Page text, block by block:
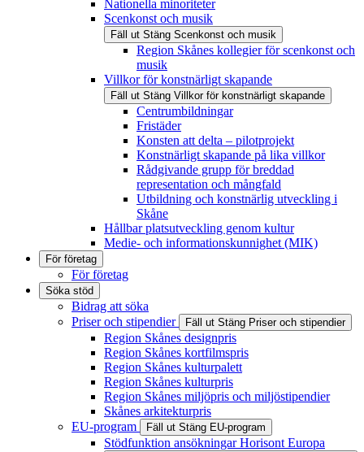
Nationella minoriteter
Scenkonst och musik
Fäll ut Stäng Scenkonst och musik
Region Skånes kollegier för scenkonst och
musik
Villkor för konstnärligt skapande
Fäll ut Stäng Villkor för konstnärligt skapande
Centrumbildningar
Fristäder
Konsten att delta – pilotprojekt
Konstnärligt skapande på lika villkor
Rådgivande grupp för breddad
representation och mångfald
Utbildning och konstnärlig utveckling i
Skåne
Hållbar platsutveckling genom kultur
Medie- och informationskunnighet (MIK)
För företag
För företag
Söka stöd
Bidrag att söka
Priser och stipendier
Fäll ut Stäng Priser och stipendier
Region Skånes designpris
Region Skånes kortfilmspris
Region Skånes kulturpalett
Region Skånes kulturpris
Region Skånes miljöpris och miljöstipendier
Skånes arkitekturpris
EU-program
Fäll ut Stäng EU-program
Stödfunktion ansökningar Horisont Europa